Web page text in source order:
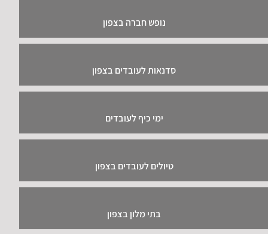
נופש חברה בצפון
סדנאות לעובדים בצפון
ימי כיף לעובדים
טיולים לעובדים בצפון
בתי מלון בצפון